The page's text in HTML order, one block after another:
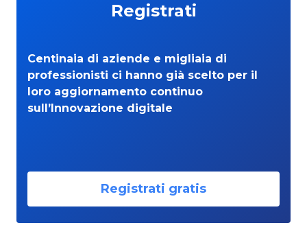
Registrati
Centinaia di aziende e migliaia di
professionisti ci hanno già scelto per il
loro aggiornamento continuo
sull’Innovazione digitale
Registrati gratis